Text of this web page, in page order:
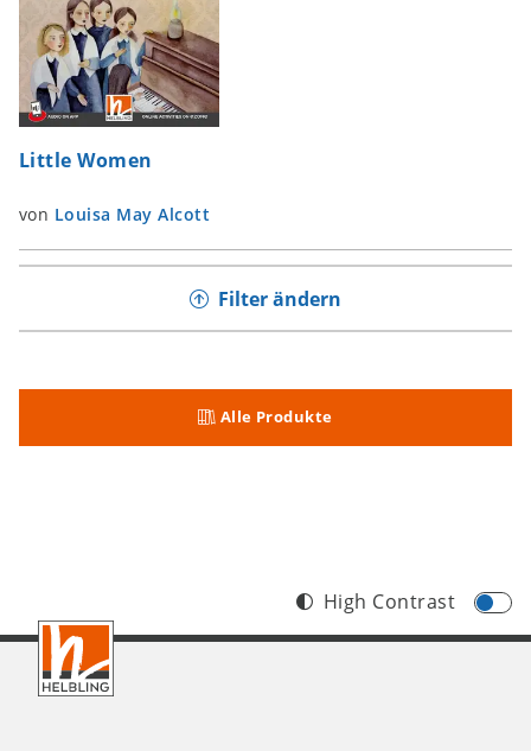
Little Women
von Louisa May Alcott
Filter ändern
Alle Produkte
Footer
AT
High Contrast